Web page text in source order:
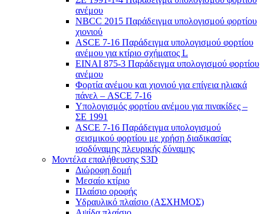
ανέμου
NBCC 2015 Παράδειγμα υπολογισμού φορτίου
χιονιού
ASCE 7-16 Παράδειγμα υπολογισμού φορτίου
ανέμου για κτίριο σχήματος L
ΕΙΝΑΙ 875-3 Παράδειγμα υπολογισμού φορτίου
ανέμου
Φορτία ανέμου και χιονιού για επίγεια ηλιακά
πάνελ – ASCE 7-16
Υπολογισμός φορτίου ανέμου για πινακίδες –
ΣΕ 1991
ASCE 7-16 Παράδειγμα υπολογισμού
σεισμικού φορτίου με χρήση διαδικασίας
ισοδύναμης πλευρικής δύναμης
Μοντέλα επαλήθευσης S3D
Διώροφη δομή
Μεσαίο κτίριο
Πλαίσιο οροφής
Υδραυλικό πλαίσιο (ΑΣΧΗΜΟΣ)